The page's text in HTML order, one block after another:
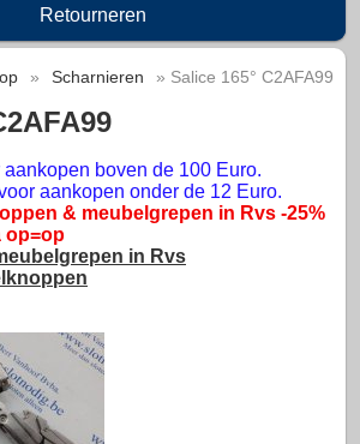
Retourneren
» Scharnieren » Salice 165° C2AFA99
boven de 100 Euro.
aankopen onder de 12 Euro.
& meubelgrepen in Rvs -25%
op=op
in Rvs